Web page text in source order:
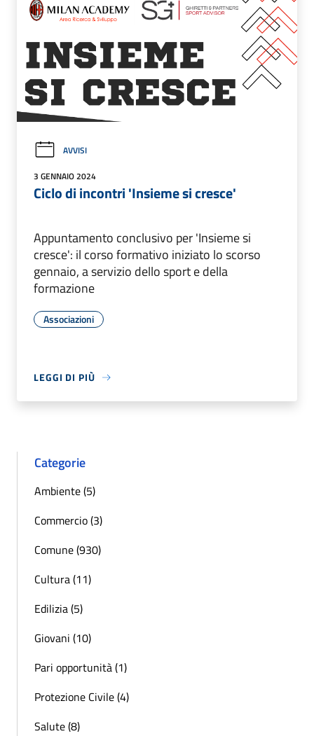
AVVISI
3 GENNAIO 2024
Ciclo di incontri 'Insieme si cresce'
Appuntamento conclusivo per 'Insieme si
cresce': il corso formativo iniziato lo scorso
gennaio, a servizio dello sport e della
formazione
Associazioni
LEGGI DI PIÙ
Categorie
Ambiente (5)
Commercio (3)
Comune (930)
Cultura (11)
Edilizia (5)
Giovani (10)
Pari opportunità (1)
Protezione Civile (4)
Salute (8)